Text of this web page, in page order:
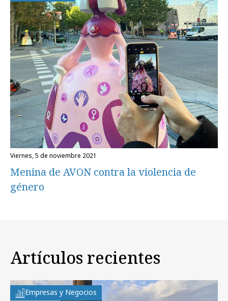
viernes, 5 de noviembre 2021
Menina de AVON contra la violencia de
género
Artículos recientes
Empresas y Negocios